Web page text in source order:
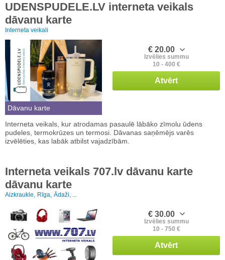
UDENSPUDELE.LV interneta veikals
dāvanu karte
Interneta veikali
Dāvanu karte
€ 20.00
Izvēlies summu
10 - 400 €
Atvērt
Interneta veikals, kur atrodamas pasaulē lābāko zīmolu ūdens
pudeles, termokrūzes un termosi. Dāvanas saņēmējs varēs
izvēlēties, kas labāk atbilst vajadzībām.
Interneta veikals 707.lv dāvanu karte
dāvanu karte
Aizkraukle, Rīga, Ādaži, ...
€ 30.00
Izvēlies summu
10 - 750 €
Atvērt